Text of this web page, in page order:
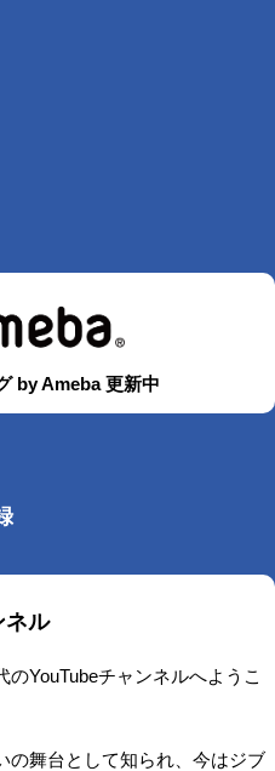
by Ameba 更新中
ネル
YouTubeチャンネルへようこ
の舞台として知られ、今はジブ